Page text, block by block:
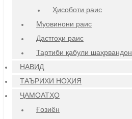
Ҳисоботи раис
Муовинони раис
Дастгоҳи раис
Тартиби қабули шаҳрвандон
НАВИД
ТАЪРИХИ НОҲИЯ
ҶАМОАТҲО
Ғозиён